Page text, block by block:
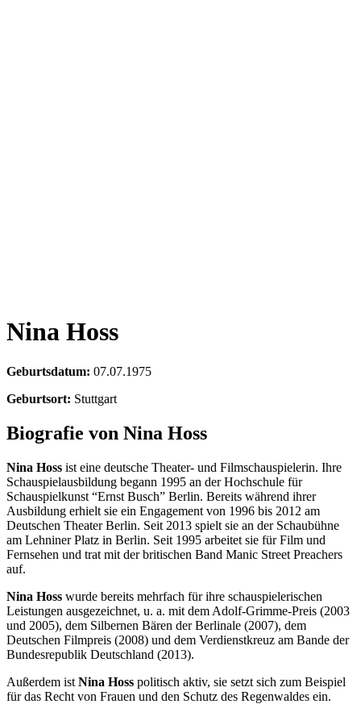
Nina Hoss
Geburtsdatum: 07.07.1975
Geburtsort: Stuttgart
Biografie von Nina Hoss
Nina Hoss ist eine deutsche Theater- und Filmschauspielerin. Ihre
Schauspielausbildung begann 1995 an der Hochschule für
Schauspielkunst “Ernst Busch” Berlin. Bereits während ihrer
Ausbildung erhielt sie ein Engagement von 1996 bis 2012 am
Deutschen Theater Berlin. Seit 2013 spielt sie an der Schaubühne
am Lehniner Platz in Berlin. Seit 1995 arbeitet sie für Film und
Fernsehen und trat mit der britischen Band Manic Street Preachers
auf.
Nina Hoss wurde bereits mehrfach für ihre schauspielerischen
Leistungen ausgezeichnet, u. a. mit dem Adolf-Grimme-Preis (2003
und 2005), dem Silbernen Bären der Berlinale (2007), dem
Deutschen Filmpreis (2008) und dem Verdienstkreuz am Bande der
Bundesrepublik Deutschland (2013).
Außerdem ist Nina Hoss politisch aktiv, sie setzt sich zum Beispiel
für das Recht von Frauen und den Schutz des Regenwaldes ein.